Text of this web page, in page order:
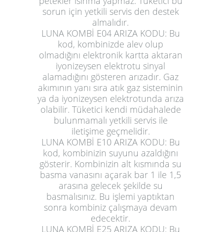
sorun için yetkili servis den destek
almalıdır.
LUNA KOMBİ E04 ARIZA KODU: Bu
kod, kombinizde alev olup
olmadığını elektronik kartta aktaran
iyonizeysen elektrotu sinyal
alamadığını gösteren arızadır. Gaz
akımının yanı sıra atık gaz sisteminin
ya da iyonizeysen elektrotunda arıza
olabilir. Tüketici kendi müdahalede
bulunmamalı yetkili servis ile
iletişime geçmelidir.
LUNA KOMBİ E10 ARIZA KODU: Bu
kod, kombinizin suyunu azaldığını
gösterir. Kombinizin alt kısmında su
basma vanasını açarak bar 1 ile 1,5
arasına gelecek şekilde su
basmalısınız. Bu işlemi yaptıktan
sonra kombiniz çalışmaya devam
edecektir.
LUNA KOMBİ E25 ARIZA KODU: Bu